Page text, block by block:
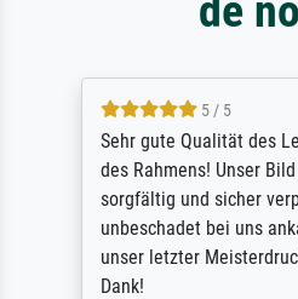
5 / 5
Sehr gute Qualität des
des Rahmens! Unser
sorgfältig und sicher
unbeschadet bei uns
unser letzter
Dank!